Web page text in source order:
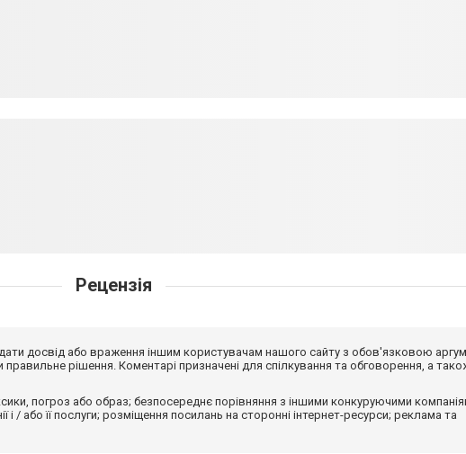
Рецензія
досвід або враження іншим користувачам нашого сайту з обов'язковою
рішення. Коментарі призначені для спілкування та обговорення, а
погроз або образ; безпосереднє порівняння з іншими конкуруючими
і / або її послуги; розміщення посилань на сторонні інтернет-ресурси; реклама та